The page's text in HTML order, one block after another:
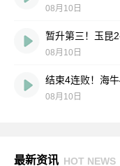
08月10日
08月10日
08月10日
最新资讯 HOT NEWS